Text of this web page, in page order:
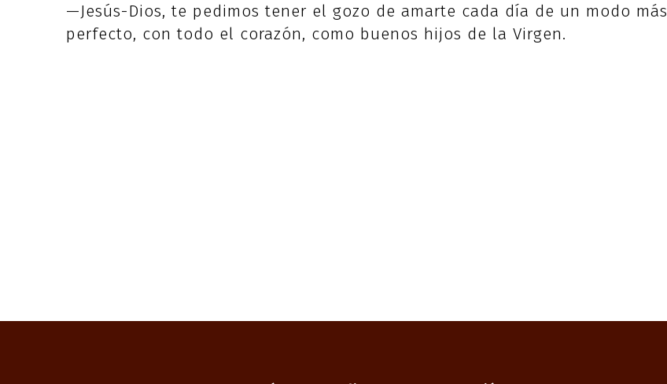
—Jesús-Dios, te pedimos tener el gozo de amarte cada día de un modo más
perfecto, con todo el corazón, como buenos hijos de la Virgen.